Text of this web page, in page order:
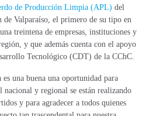
de Producción Limpia (APL) del
de Valparaíso, el primero de su tipo en
treintena de empresas, instituciones y
y que además cuenta con el apoyo
Tecnológico (CDT) de la CChC.
una buena una oportunidad para
nacional y regional se están realizando
y para agradecer a todos quienes